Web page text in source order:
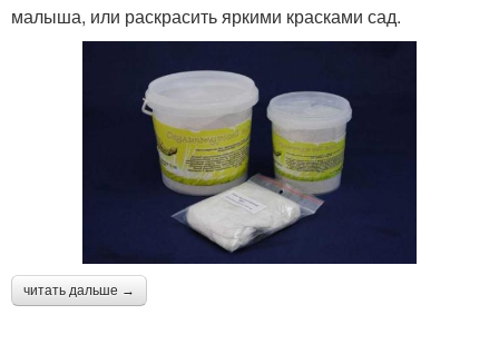
малыша, или раскрасить яркими красками сад.
читать дальше →